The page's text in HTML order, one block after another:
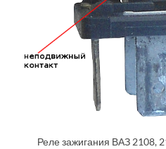
Реле зажигания ВАЗ 2108,